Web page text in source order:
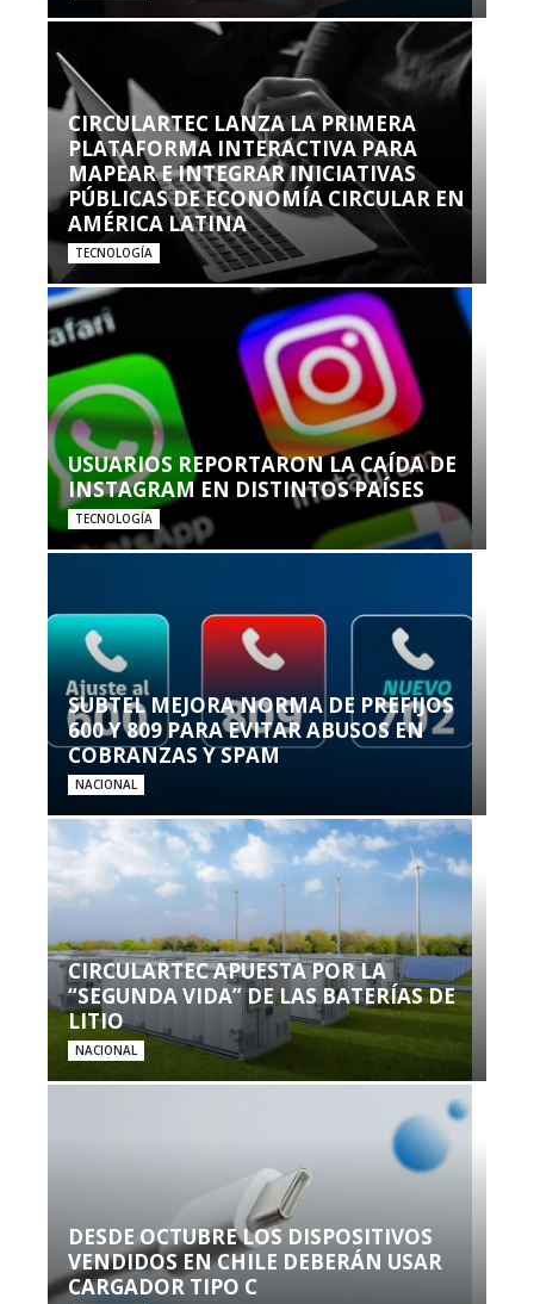
CIRCULARTEC LANZA LA PRIMERA
PLATAFORMA INTERACTIVA PARA
MAPEAR E INTEGRAR INICIATIVAS
PÚBLICAS DE ECONOMÍA CIRCULAR EN
AMÉRICA LATINA
TECNOLOGÍA
USUARIOS REPORTARON LA CAÍDA DE
INSTAGRAM EN DISTINTOS PAÍSES
TECNOLOGÍA
SUBTEL MEJORA NORMA DE PREFIJOS
600 Y 809 PARA EVITAR ABUSOS EN
COBRANZAS Y SPAM
NACIONAL
CIRCULARTEC APUESTA POR LA
“SEGUNDA VIDA” DE LAS BATERÍAS DE
LITIO
NACIONAL
DESDE OCTUBRE LOS DISPOSITIVOS
VENDIDOS EN CHILE DEBERÁN USAR
CARGADOR TIPO C